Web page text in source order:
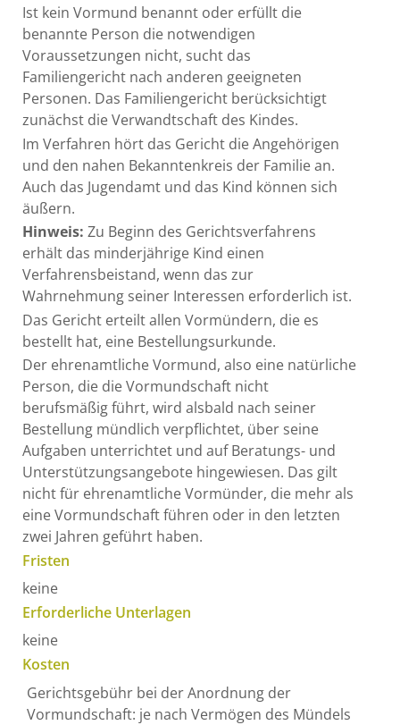
Ist kein Vormund benannt oder erfüllt die
benannte Person die notwendigen
Voraussetzungen nicht, sucht das
Familiengericht nach anderen geeigneten
Personen. Das Familiengericht berücksichtigt
zunächst die Verwandtschaft des Kindes.
Im Verfahren hört das Gericht die Angehörigen
und den nahen Bekanntenkreis der Familie an.
Auch das Jugendamt und das Kind können sich
äußern.
Hinweis: Zu Beginn des Gerichtsverfahrens
erhält das minderjährige Kind einen
Verfahrensbeistand, wenn das zur
Wahrnehmung seiner Interessen erforderlich ist.
Das Gericht erteilt allen Vormündern, die es
bestellt hat, eine Bestellungsurkunde.
Der ehrenamtliche Vormund, also eine natürliche
Person, die die Vormundschaft nicht
berufsmäßig führt, wird alsbald nach seiner
Bestellung mündlich verpflichtet, über seine
Aufgaben unterrichtet und auf Beratungs- und
Unterstützungsangebote hingewiesen. Das gilt
nicht für ehrenamtliche Vormünder, die mehr als
eine Vormundschaft führen oder in den letzten
zwei Jahren geführt haben.
Fristen
keine
Erforderliche Unterlagen
keine
Kosten
Gerichtsgebühr bei der Anordnung der
Vormundschaft: je nach Vermögen des Mündels